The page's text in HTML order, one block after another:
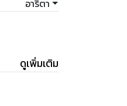
อาริตา
ดูเพิ่มเติม